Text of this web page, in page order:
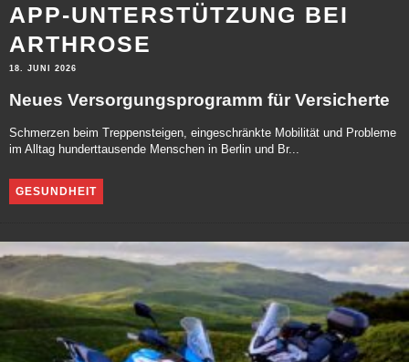
APP-UNTERSTÜTZUNG BEI
ARTHROSE
18. JUNI 2026
Neues Versorgungsprogramm für Versicherte
Schmerzen beim Treppensteigen, eingeschränkte Mobilität und Probleme
im Alltag hunderttausende Menschen in Berlin und Br...
GESUNDHEIT